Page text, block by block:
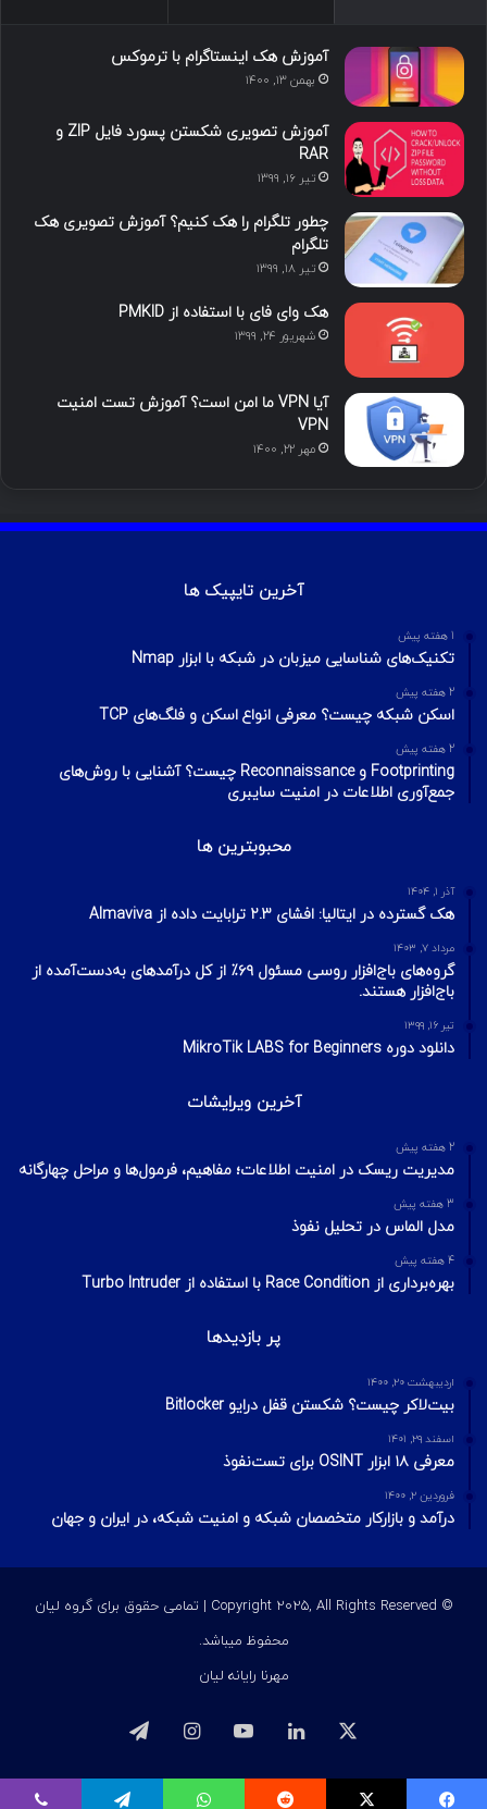
د
ی
ن
و
ت
گ
ا
ا
آموزش هک اینستاگرام با ترموکس
بهمن ۱۳, ۱۴۰۰
آموزش تصویری شکستن پسورد فایل ZIP و
RAR
تیر ۱۶, ۱۳۹۹
چطور تلگرام را هک کنیم؟ آموزش تصویری هک
تلگرام
تیر ۱۸, ۱۳۹۹
هک وای فای با استفاده از PMKID
شهریور ۲۴, ۱۳۹۹
آیا VPN ما امن است؟ آموزش تست امنیت
VPN
مهر ۲۲, ۱۴۰۰
آخرین تایپیک ها
1 هفته پیش
تکنیک‌های شناسایی میزبان در شبکه با ابزار Nmap
2 هفته پیش
اسکن شبکه چیست؟ معرفی انواع اسکن و فلگ‌های TCP
2 هفته پیش
Footprinting و Reconnaissance چیست؟ آشنایی با روش‌های
جمع‌آوری اطلاعات در امنیت سایبری
محبوبترین ها
آذر ۱, ۱۴۰۴
هک گسترده در ایتالیا: افشای ۲.۳ ترابایت داده از Almaviva
مرداد ۷, ۱۴۰۳
گروه‌های باج‌افزار روسی مسئول ۶۹٪ از کل درآمدهای به‌دست‌آمده از
باج‌افزار هستند.
تیر ۱۶, ۱۳۹۹
دانلود دوره MikroTik LABS for Beginners
آخرین ویرایشات
2 هفته پیش
مدیریت ریسک در امنیت اطلاعات؛ مفاهیم، فرمول‌ها و مراحل چهارگانه
3 هفته پیش
مدل الماس در تحلیل نفوذ
4 هفته پیش
بهره‌برداری از Race Condition با استفاده از Turbo Intruder
پر بازدیدها
اردیبهشت ۲۰, ۱۴۰۰
بیت‌لاکر چیست؟ شکستن قفل درایو Bitlocker
اسفند ۲۹, ۱۴۰۱
معرفی ۱۸ ابزار OSINT برای تست‌نفوذ
فروردین ۲, ۱۴۰۰
درآمد و بازارکار متخصصان شبکه و امنیت شبکه، در ایران و جهان
© Copyright 2025, All Rights Reserved | تمامی حقوق برای گروه لیان
محفوظ میباشد.
مهرنا رایانه لیان
ایکس لینکداین یوتیوب اینستاگرام